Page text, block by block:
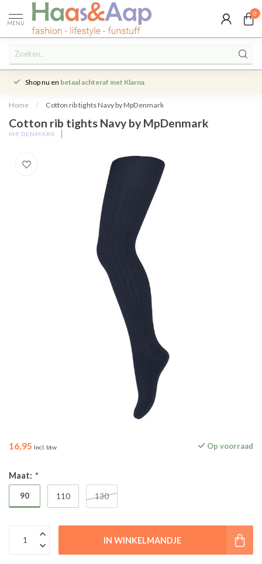
MENU
0
Shop nu en betaal achteraf met Klarna
Home / Cotton rib tights Navy by MpDenmark
Cotton rib tights Navy by MpDenmark
MP DENMARK
16,95 Incl. btw Op voorraad
Maat: *
90 110 130
IN WINKELMANDJE